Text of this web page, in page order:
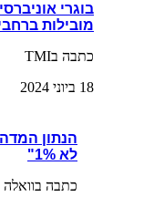
בוגרי
מובילות
כתבה בTMI
18 ביוני 2024
לא 1%"
כתבה בוואלה